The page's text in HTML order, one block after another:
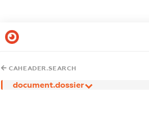
CAHEADER.SEARCH
document.dossier